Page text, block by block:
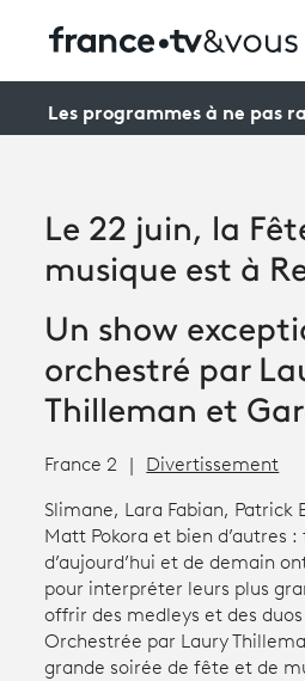
connexion
Avantages fidélité
Creators
Participer et assister à une
À votre écoute
Productions et innovation
Programme tv
Les programmes à ne pas
Le 22 juin, la
musique est à
Un show
orchestré par
Thilleman et
France 2 Divertissement
Slimane, Lara Fabian, Patrick
Matt Pokora et bien d’autres
d’aujourd’hui et de demain
pour interpréter leurs plus
offrir des medleys et des
Orchestrée par Laury
grande soirée de fête et de